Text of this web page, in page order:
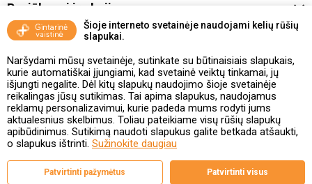
Šioje interneto svetainėje naudojami kelių rūšių
slapukai.
Naršydami mūsų svetainėje, sutinkate su būtinaisiais slapukais,
kurie automatiškai įjungiami, kad svetainė veiktų tinkamai, jų
išjungti negalite. Dėl kitų slapukų naudojimo šioje svetainėje
reikalingas jūsų sutikimas. Tai apima slapukus, naudojamus
reklamų personalizavimui, kurie padeda mums rodyti jums
aktualesnius skelbimus. Toliau pateikiame visų rūšių slapukų
apibūdinimus. Sutikimą naudoti slapukus galite betkada atšaukti,
o slapukus ištrinti. Sužinokite daugiau
Patvirtinti pažymėtus Patvirtinti visus
Pasiūlymai ir akcijos
Vakcinavimo tvarka ir taisyklės
Kontaktai ir Karjera
Taisyklės ir politika
Valstybinė vaistų kontrolės tarnyba
prie Lietuvos Respublikos sveikatos apsaugos ministerijos